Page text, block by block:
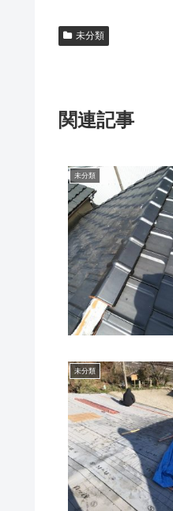
未分類
関連記事
未分類
未分類